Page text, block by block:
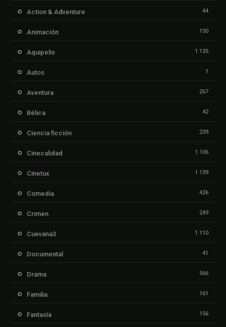
Action & Adventure 44
Animación 150
Aquipelis 1.135
Autos 1
Aventura 267
Bélica 42
Ciencia ficción 239
Cinecalidad 1.106
Cinetux 1.139
Comedia 426
Crimen 249
Cuevana3 1.110
Documental 41
Drama 566
Familia 161
Fantasía 156